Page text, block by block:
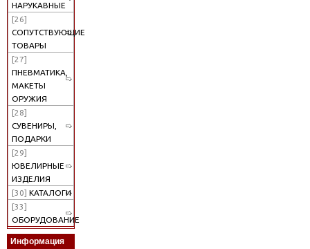
НАРУКАВНЫЕ
[26]
СОПУТСТВУЮЩИЕ
ТОВАРЫ
[27]
ПНЕВМАТИКА,
МАКЕТЫ
ОРУЖИЯ
[28]
СУВЕНИРЫ,
ПОДАРКИ
[29]
ЮВЕЛИРНЫЕ
ИЗДЕЛИЯ
[30] КАТАЛОГИ
[33]
ОБОРУДОВАНИЕ
Информация